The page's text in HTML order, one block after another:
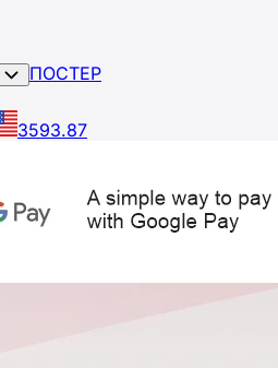
ПОСТЕР
3593.87